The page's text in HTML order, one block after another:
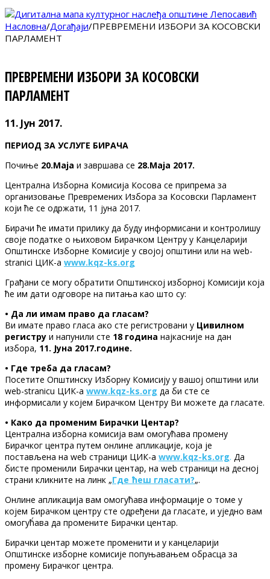
Насловна/Догађаји/ПРЕВРЕМЕНИ ИЗБОРИ ЗА КОСОВСКИ
ПАРЛАМЕНТ
ПРЕВРЕМЕНИ ИЗБОРИ ЗА КОСОВСКИ
ПАРЛАМЕНТ
11. Јун 2017.
ПЕРИОД ЗА УСЛУГЕ БИРАЧА
Почиње 20.Маја и завршава се 28.Маја 2017.
Централна Изборна Комисија Косова се припрема за
организовање Превремених Избора за Косовски Парламент
који ће се одржати, 11 јуна 2017.
Бирачи ће имати прилику да буду информисани и контролишу
своје податке о њиховом Бирачком Центру у Канцеларији
Општинске Изборне Комисије у својој општини или на web-
stranici ЦИК-а www.kqz-ks.org
Грађани се могу обратити Општинској изборној Комисији која
ће им дати одговоре на питања као што су:
• Да ли имам право да гласам?
Ви имате право гласа ако сте регистровани у Цивилном
регистру и напунили сте 18 година најкасније на дан
избора, 11. Јуна 2017.године.
• Где треба да гласам?
Посетите Општинску Изборну Комисију у вашој општини или
web-stranicu ЦИК-а www.kqz-ks.org да би сте се
информисали у којем Бирачком Центру Ви можете да гласате.
• Како да променим Бирачки Центар?
Централна изборна комисија вам омогућава промену
Бирачког центра путем онлине апликације, која је
постављена на web страници ЦИК-а www.kqz-ks.org. Да
бисте променили Бирачки центар, на web страници на десној
страни кликните на линк „Где ћеш гласати?„.
Онлине апликација вам омогућава информације о томе у
којем Бирачком центру сте одређени да гласате, и уједно вам
омогућ́ава да промените Бирачки центар.
Бирачки центар можете променити и у канцеларији
Општинске изборне комисије попуњавањем обрасца за
промену Бирачког центра.